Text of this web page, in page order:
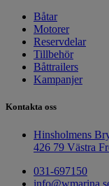
Båtar
Motorer
Reservdelar
Tillbehör
Båttrailers
Kampanjer
Kontakta oss
Hinsholmens
426 79 Västra
031-697150